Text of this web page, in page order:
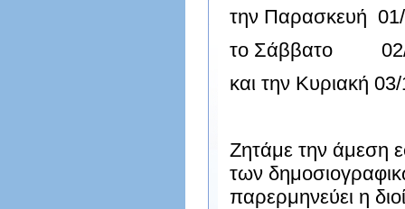
την Παρασκευή
το Σάββατο 02/
και την Κυριακή
Ζητάμε την άμεση
των
παρερμηνεύει η